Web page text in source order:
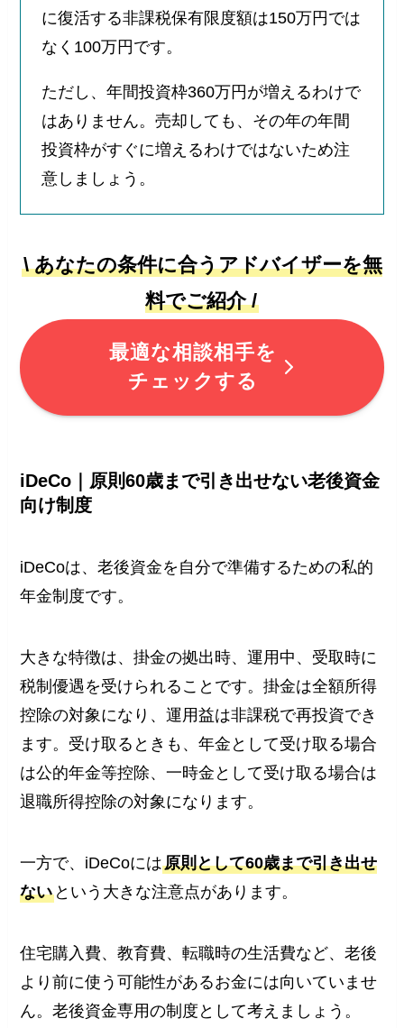
に復活する非課税保有限度額は150万円では
なく100万円です。
ただし、年間投資枠360万円が増えるわけで
はありません。売却しても、その年の年間
投資枠がすぐに増えるわけではないため注
意しましょう。
\ あなたの条件に合うアドバイザーを無
料でご紹介 /
最適な相談相手を
チェックする
iDeCo｜原則60歳まで引き出せない老後資金
向け制度
iDeCoは、老後資金を自分で準備するための私的
年金制度です。
大きな特徴は、掛金の拠出時、運用中、受取時に
税制優遇を受けられることです。掛金は全額所得
控除の対象になり、運用益は非課税で再投資でき
ます。受け取るときも、年金として受け取る場合
は公的年金等控除、一時金として受け取る場合は
退職所得控除の対象になります。
一方で、iDeCoには原則として60歳まで引き出せ
ない という大きな注意点があります。
住宅購入費、教育費、転職時の生活費など、老後
より前に使う可能性があるお金には向いていませ
ん。老後資金専用の制度として考えましょう。